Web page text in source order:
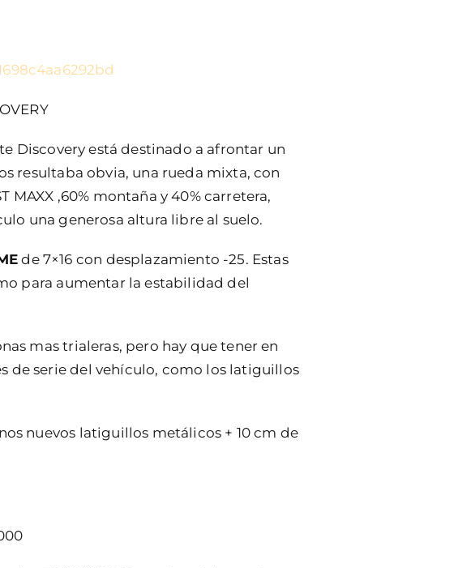
Discovery está destinado a afrontar un
resultaba obvia, una rueda mixta, con
MAXX ,60% montaña y 40% carretera,
una generosa altura libre al suelo.
de 7×16 con desplazamiento -25. Estas
para aumentar la estabilidad del
mas trialeras, pero hay que tener en
de serie del vehículo, como los latiguillos
nuevos latiguillos metálicos + 10 cm de